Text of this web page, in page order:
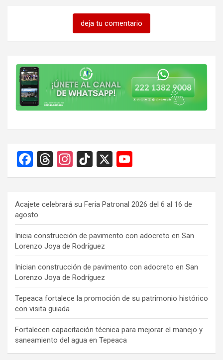
deja tu comentario
F
a
b
o
o
k
T
hr
a
d
s
In
st
gr
a
m
Ti
k
o
k
X
o
T
u
b
e
C
h
a
n
n
el
Acajete celebrará su Feria Patronal 2026 del 6 al 16 de
agosto
Inicia construcción de pavimento con adocreto en San
Lorenzo Joya de Rodríguez
Inician construcción de pavimento con adocreto en San
Lorenzo Joya de Rodríguez
Tepeaca fortalece la promoción de su patrimonio histórico
con visita guiada
Fortalecen capacitación técnica para mejorar el manejo y
saneamiento del agua en Tepeaca